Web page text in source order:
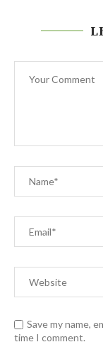
Save my name,
time I comment.